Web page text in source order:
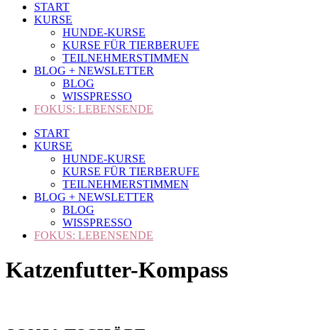
START
KURSE
HUNDE-KURSE
KURSE FÜR TIERBERUFE
TEILNEHMERSTIMMEN
BLOG + NEWSLETTER
BLOG
WISSPRESSO
FOKUS: LEBENSENDE
START
KURSE
HUNDE-KURSE
KURSE FÜR TIERBERUFE
TEILNEHMERSTIMMEN
BLOG + NEWSLETTER
BLOG
WISSPRESSO
FOKUS: LEBENSENDE
Katzenfutter-Kompass